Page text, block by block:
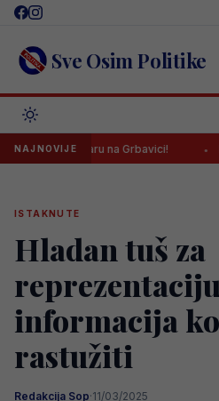
Skip
content Sve Osim Politike
NAJNOVIJEna Grbavici! Litvanci
ISTAKNUTE
Hladan tuš za
informacija
rastužiti
Redakcija Sop·11/03/2025